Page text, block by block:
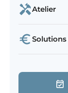
Atelier